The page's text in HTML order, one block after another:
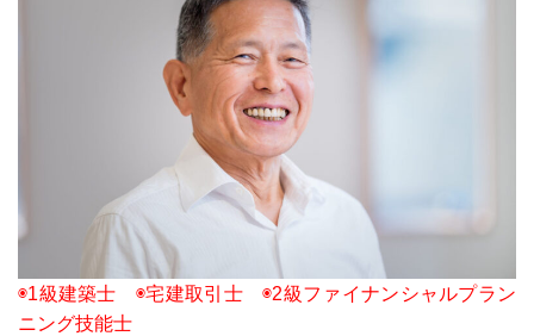
◉1級建築士 ◉宅建取引士 ◉2級ファイナンシャルプラン
ニング技能士